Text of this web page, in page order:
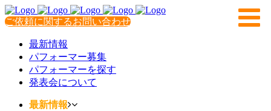
ご依頼に関するお問い合わせ
最新情報
パフォーマー募集
パフォーマーを探す
発表会について
最新情報